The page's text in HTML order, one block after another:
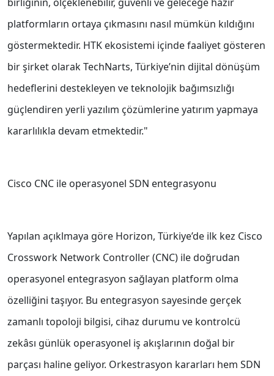
platformların ortaya çıkmasını nasıl mümkün kıldığını
göstermektedir. HTK ekosistemi içinde faaliyet gösteren
bir şirket olarak TechNarts, Türkiye’nin dijital dönüşüm
hedeflerini destekleyen ve teknolojik bağımsızlığı
güçlendiren yerli yazılım çözümlerine yatırım yapmaya
kararlılıkla devam etmektedir."
Cisco CNC ile operasyonel SDN entegrasyonu
Yapılan açıklmaya göre Horizon, Türkiye’de ilk kez Cisco
Crosswork Network Controller (CNC) ile doğrudan
operasyonel entegrasyon sağlayan platform olma
özelliğini taşıyor. Bu entegrasyon sayesinde gerçek
zamanlı topoloji bilgisi, cihaz durumu ve kontrolcü
zekâsı günlük operasyonel iş akışlarının doğal bir
parçası haline geliyor. Orkestrasyon kararları hem SDN